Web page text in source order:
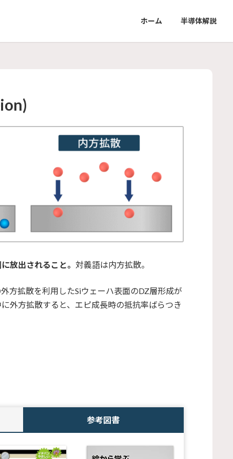
ホーム 半導体解説
放出されること。 対義語は内方拡散。
方拡散を利用したSiウェーハ表面のDZ層形成が
外方拡散すると、エピ成長時の抵抗率ばらつき
参考図書